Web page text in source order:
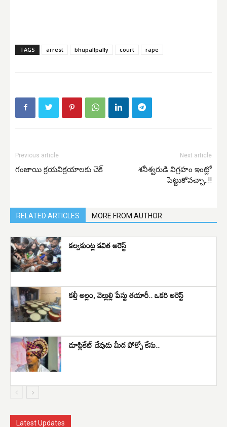
TAGS arrest bhupallpally court rape
Previous article
గంజాయి క్రయవిక్రయాలకు చెక్
Next article
శనీశ్వరుడి విగ్రహం ఇంట్లో
పెట్టుకోవచ్చా..!!
RELATED ARTICLES MORE FROM AUTHOR
కల్వకుంట్ల కవిత అరెస్ట్
కల్తీ అల్లం, వెల్లుల్లి పేస్టు తయారీ.. ఒకరి అరెస్ట్
డూప్లికేట్ దేవుడు మీద పోక్సో కేసు..
Latest Updates